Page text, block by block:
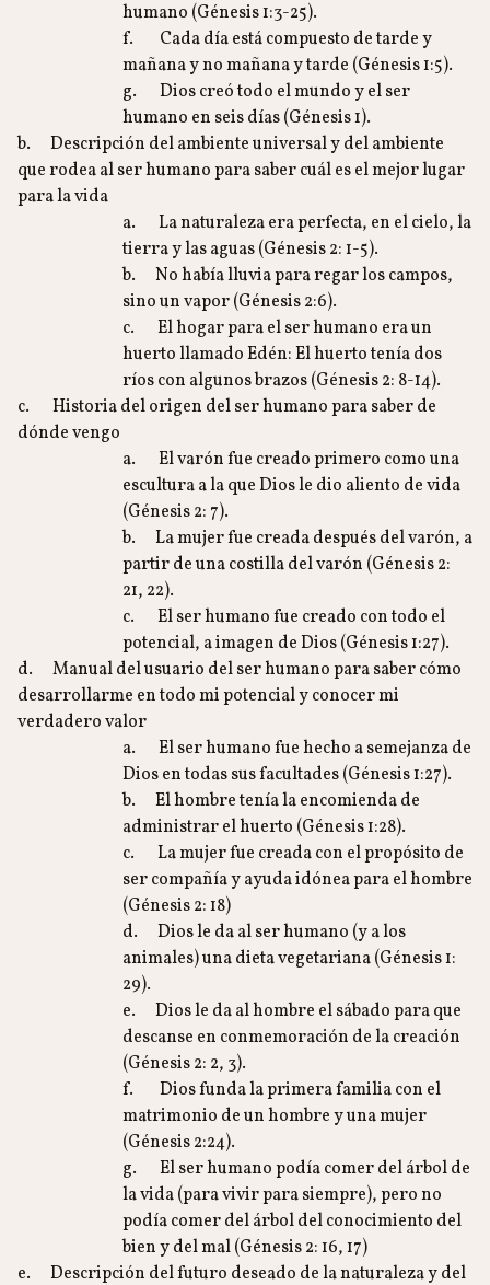
humano (Génesis 1:3-25).
f. Cada día está compuesto de tarde y
mañana y no mañana y tarde (Génesis 1:5).
g. Dios creó todo el mundo y el ser
humano en seis días (Génesis 1).
b. Descripción del ambiente universal y del ambiente
que rodea al ser humano para saber cuál es el mejor lugar
para la vida
a. La naturaleza era perfecta, en el cielo, la
tierra y las aguas (Génesis 2: 1-5).
b. No había lluvia para regar los campos,
sino un vapor (Génesis 2:6).
c. El hogar para el ser humano era un
huerto llamado Edén: El huerto tenía dos
ríos con algunos brazos (Génesis 2: 8-14).
c. Historia del origen del ser humano para saber de
dónde vengo
a. El varón fue creado primero como una
escultura a la que Dios le dio aliento de vida
(Génesis 2: 7).
b. La mujer fue creada después del varón, a
partir de una costilla del varón (Génesis 2:
21, 22).
c. El ser humano fue creado con todo el
potencial, a imagen de Dios (Génesis 1:27).
d. Manual del usuario del ser humano para saber cómo
desarrollarme en todo mi potencial y conocer mi
verdadero valor
a. El ser humano fue hecho a semejanza de
Dios en todas sus facultades (Génesis 1:27).
b. El hombre tenía la encomienda de
administrar el huerto (Génesis 1:28).
c. La mujer fue creada con el propósito de
ser compañía y ayuda idónea para el hombre
(Génesis 2: 18)
d. Dios le da al ser humano (y a los
animales) una dieta vegetariana (Génesis 1:
29).
e. Dios le da al hombre el sábado para que
descanse en conmemoración de la creación
(Génesis 2: 2, 3).
f. Dios funda la primera familia con el
matrimonio de un hombre y una mujer
(Génesis 2:24).
g. El ser humano podía comer del árbol de
la vida (para vivir para siempre), pero no
podía comer del árbol del conocimiento del
bien y del mal (Génesis 2: 16, 17)
e. Descripción del futuro deseado de la naturaleza y del